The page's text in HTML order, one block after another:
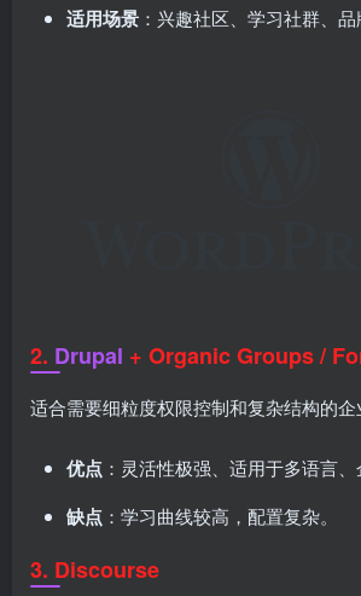
适用场景 ：兴趣社区、学习社群、品
2. Drupal + Organic Groups /
适合需要细粒度权限控制和复杂结构的企
优点 ：灵活性极强、适用于多语言、
缺点 ：学习曲线较高，配置复杂。
3. Discourse